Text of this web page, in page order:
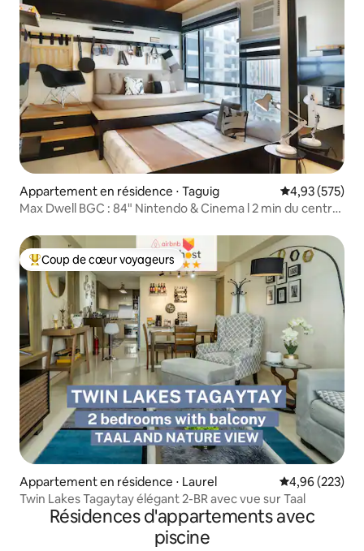
Appartement en résidence ⋅ Taguig Évaluation
4,93 (575)
Max Dwell BGC : 84" Nintendo & Cinema l 2 min du centre
Coups de cœur voyageurs les plus appréciés
Coup de cœur voyageurs
Appartement en résidence ⋅ Laurel Évaluation
4,96 (223)
Twin Lakes Tagaytay élégant 2-BR avec vue sur Taal
Résidences d'appartements avec
piscine